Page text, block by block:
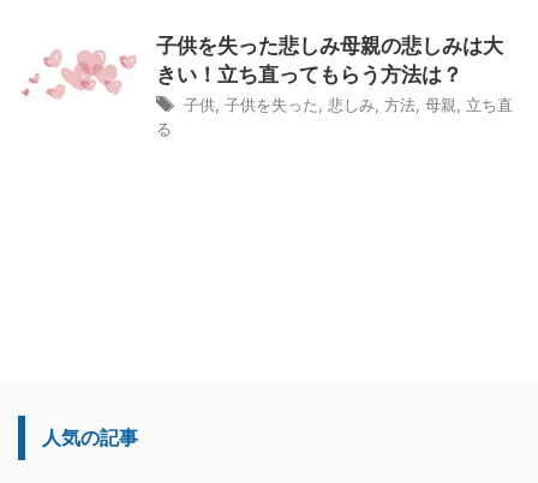
子供を失った悲しみ母親の悲しみは大
きい！立ち直ってもらう方法は？
子供 子供を失った 悲しみ 方法 母親
立ち直
る
人気の記事